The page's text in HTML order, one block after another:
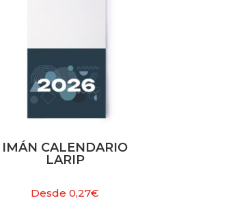
IMÁN CALENDARIO
LARIP
Desde0,27€